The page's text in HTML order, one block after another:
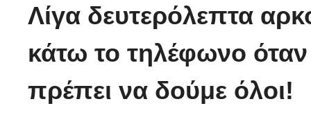
δουν
Ένα ζευγάρι τον
πρώτο χρόνο VS το
ίδιο ζευγάρι 5 χρόνια
Λίγα δευτερόλεπτα
κάτω το τηλέφωνο
πρέπει να δούμε όλοι!